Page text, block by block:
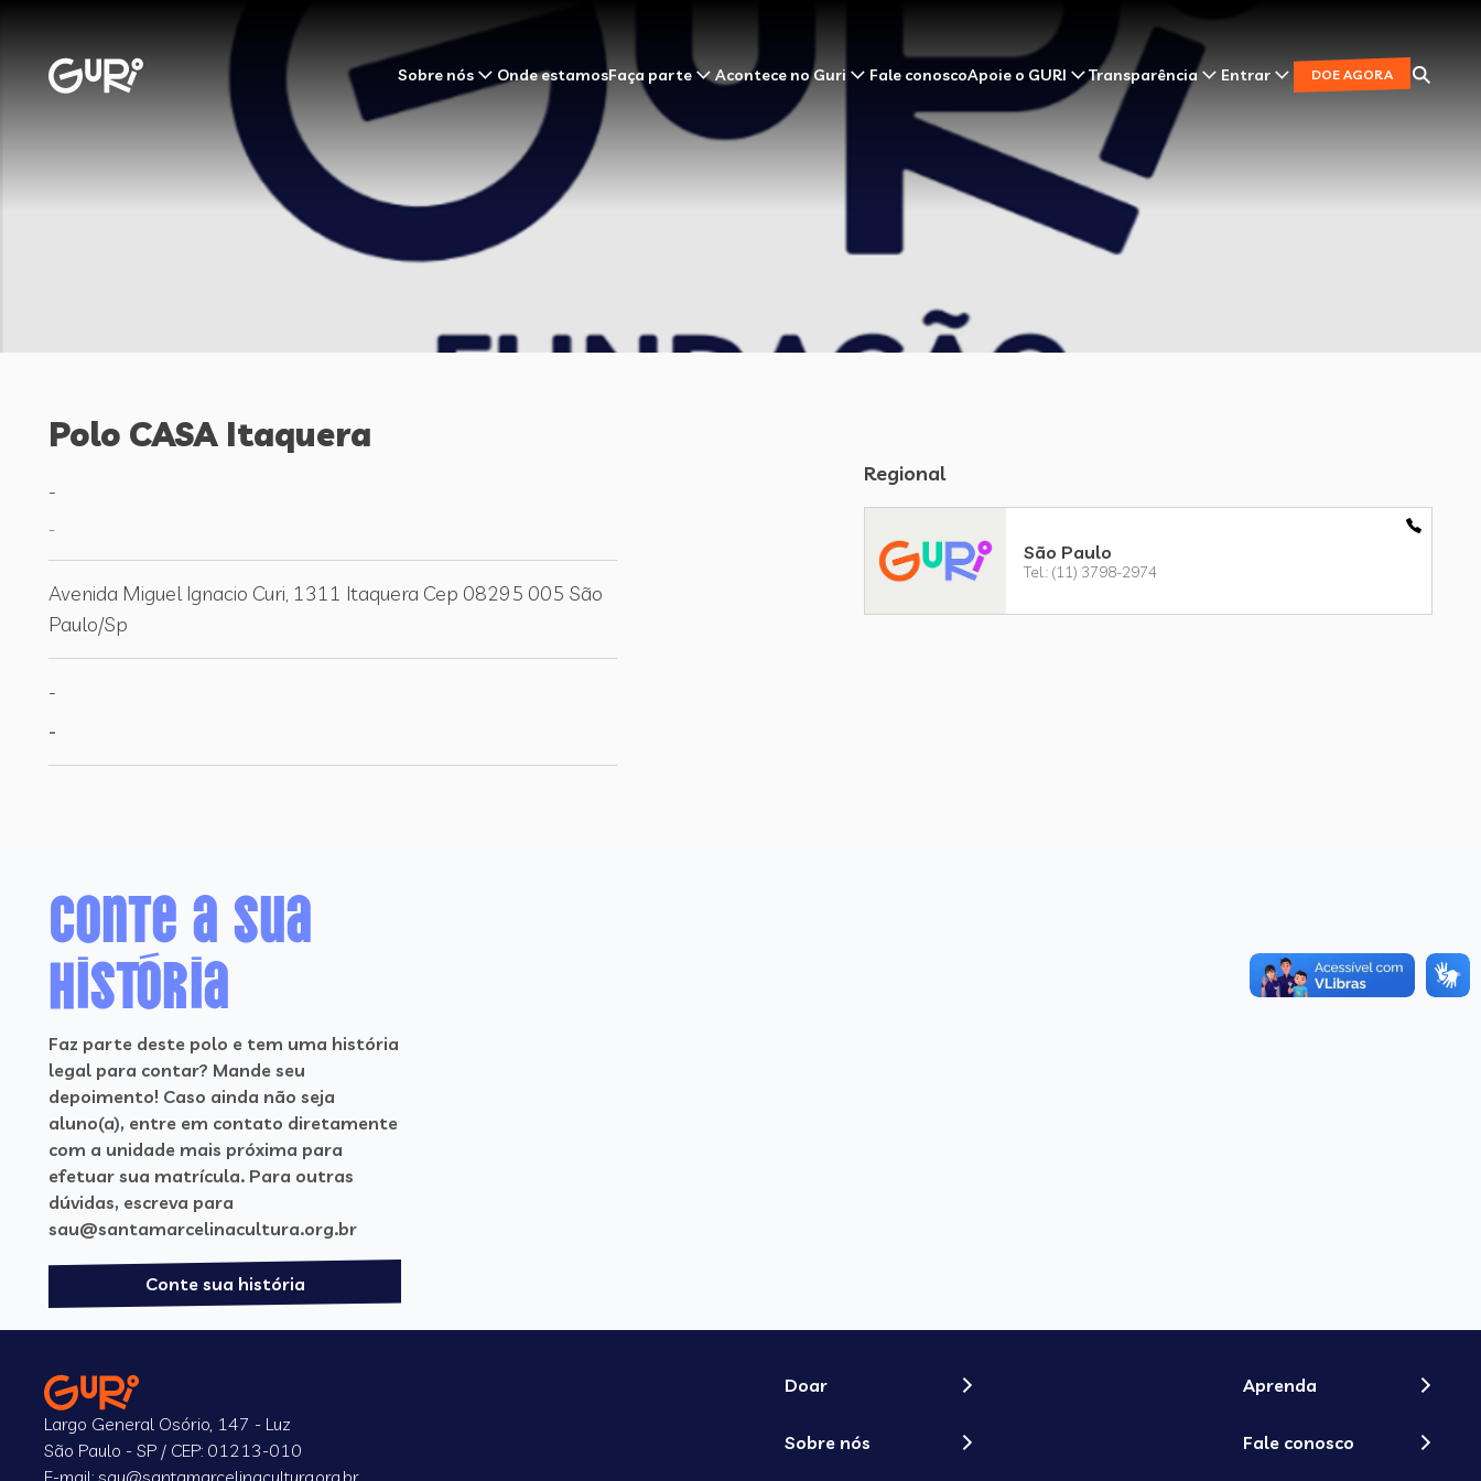
Sobre nós Onde estamosFaça parte Acontece no Guri Fale conoscoApoie o GURI Transparência Entrar DOE AGORA
Polo CASA Itaquera
-
-
Avenida Miguel Ignacio Curi, 1311 Itaquera Cep 08295 005 São
Paulo/Sp
-
-
Regional
São Paulo
Tel.: (11) 3798-2974
Conte a sua
história
Faz parte deste polo e tem uma história
legal para contar? Mande seu
depoimento! Caso ainda não seja
aluno(a), entre em contato diretamente
com a unidade mais próxima para
efetuar sua matrícula. Para outras
dúvidas, escreva para
sau@santamarcelinacultura.org.br
Conte sua história
Largo General Osório, 147 - Luz
São Paulo - SP / CEP: 01213-010
E-mail: sau@santamarcelinacultura.org.br
Doar
Sobre nós
Aprenda
Fale conosco